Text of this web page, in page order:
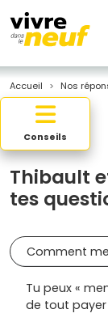
Accueil Nos
Thibault
tes
Comment
Tu peux «
de tout payer
Conseils